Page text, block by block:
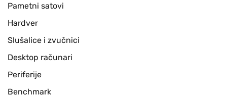
Pametni satovi
Hardver
Slušalice i zvučnici
Desktop računari
Periferije
Benchmark